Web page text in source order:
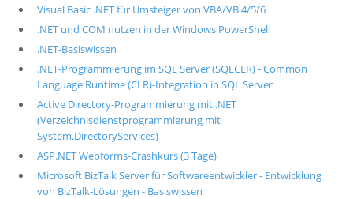
Visual Basic .NET für Umsteiger von VBA/VB 4/5/6
.NET und COM nutzen in der Windows PowerShell
.NET-Basiswissen
.NET-Programmierung im SQL Server (SQLCLR) - Common
Language Runtime (CLR)-Integration in SQL Server
Active Directory-Programmierung mit .NET
(Verzeichnisdienstprogrammierung mit
System.DirectoryServices)
ASP.NET Webforms-Crashkurs (3 Tage)
Microsoft BizTalk Server für Softwareentwickler - Entwicklung
von BizTalk-Lösungen - Basiswissen